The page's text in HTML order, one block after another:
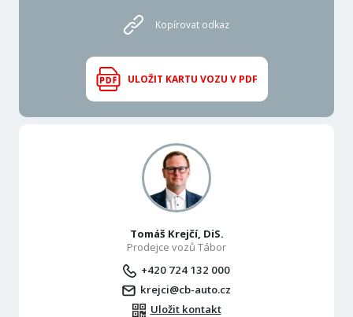
Kopírovat odkaz
ULOŽIT KARTU VOZU V PDF
Tomáš Krejčí, DiS.
Prodejce vozů Tábor
+420 724 132 000
krejci@cb-auto.cz
Uložit kontakt